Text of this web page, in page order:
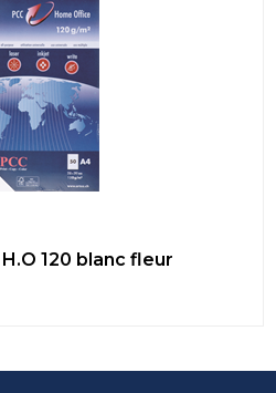
120 blanc fleur